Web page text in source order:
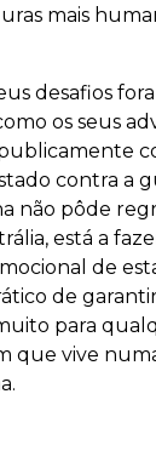
mais
desafios
os seus
contra a
não pôde
está a
de
de
para
que vive